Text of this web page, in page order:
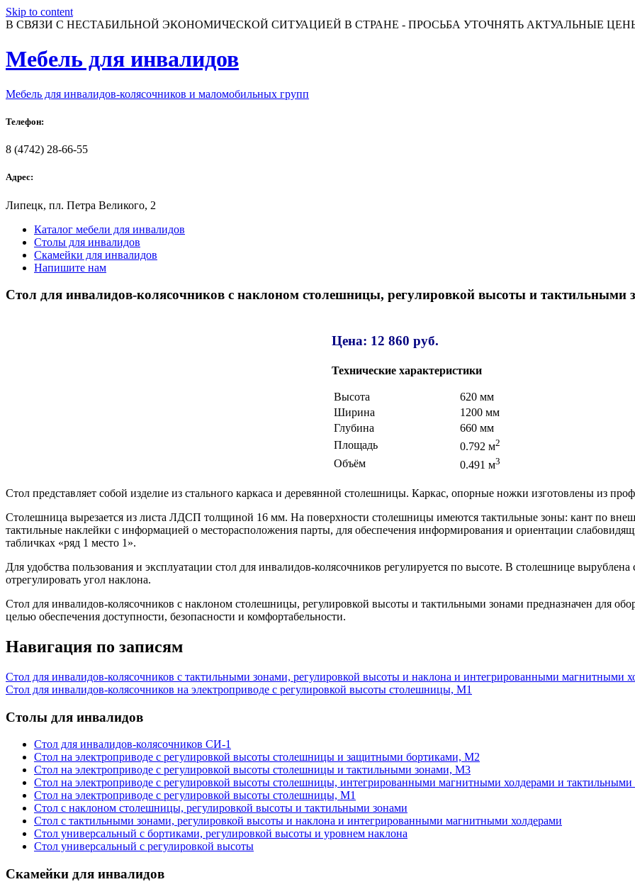
Skip to content
В СВЯЗИ С НЕСТАБИЛЬНОЙ ЭКОНОМИЧЕСКОЙ СИТУАЦИЕЙ В СТРАНЕ - ПРОСЬБА УТОЧНЯТЬ АКТУАЛЬНЫЕ
Мебель для инвалидов
Мебель для инвалидов-колясочников и маломобильных групп
Телефон:
8 (4742) 28-66-55
Адрес:
Липецк, пл. Петра Великого, 2
Каталог мебели для инвалидов
Столы для инвалидов
Скамейки для инвалидов
Напишите нам
Стол для инвалидов-колясочников с наклоном столешницы, регулировкой высоты и тактильными
Цена: 12 860 руб.
Технические характеристики
Высота
620 мм
Ширина
1200 мм
Глубина
660 мм
Площадь
0.792 м2
Объём 0.491 м3
Стол представляет собой изделие из стального каркаса и деревянной столешницы. Каркас, опорные ножки изготовлены из
Столешница вырезается из листа ЛДСП толщиной 16 мм. На поверхности столешницы имеются тактильные зоны: кант по
тактильные наклейки с информацией о месторасположения парты, для обеспечения информирования и ориентации
табличках «ряд 1 место 1».
Для удобства пользования и эксплуатации стол для инвалидов-колясочников регулируется по высоте. В столешнице
отрегулировать угол наклона.
Стол для инвалидов-колясочников с наклоном столешницы, регулировкой высоты и тактильными зонами предназначен для
целью обеспечения доступности, безопасности и комфортабельности.
Навигация по записям
Стол для инвалидов-колясочников с тактильными зонами, регулировкой высоты и наклона и интегрированными магнитными
Стол для инвалидов-колясочников на электроприводе с регулировкой высоты столешницы, М1
Столы для инвалидов
Стол для инвалидов-колясочников СИ-1
Стол на электроприводе с регулировкой высоты столешницы и защитными бортиками, М2
Стол на электроприводе с регулировкой высоты столешницы и тактильными зонами, М3
Стол на электроприводе с регулировкой высоты столешницы, интегрированными магнитными холдерами и
Стол на электроприводе с регулировкой высоты столешницы, М1
Стол с наклоном столешницы, регулировкой высоты и тактильными зонами
Стол с тактильными зонами, регулировкой высоты и наклона и интегрированными магнитными холдерами
Стол универсальный с бортиками, регулировкой высоты и уровнем наклона
Стол универсальный с регулировкой высоты
Скамейки для инвалидов